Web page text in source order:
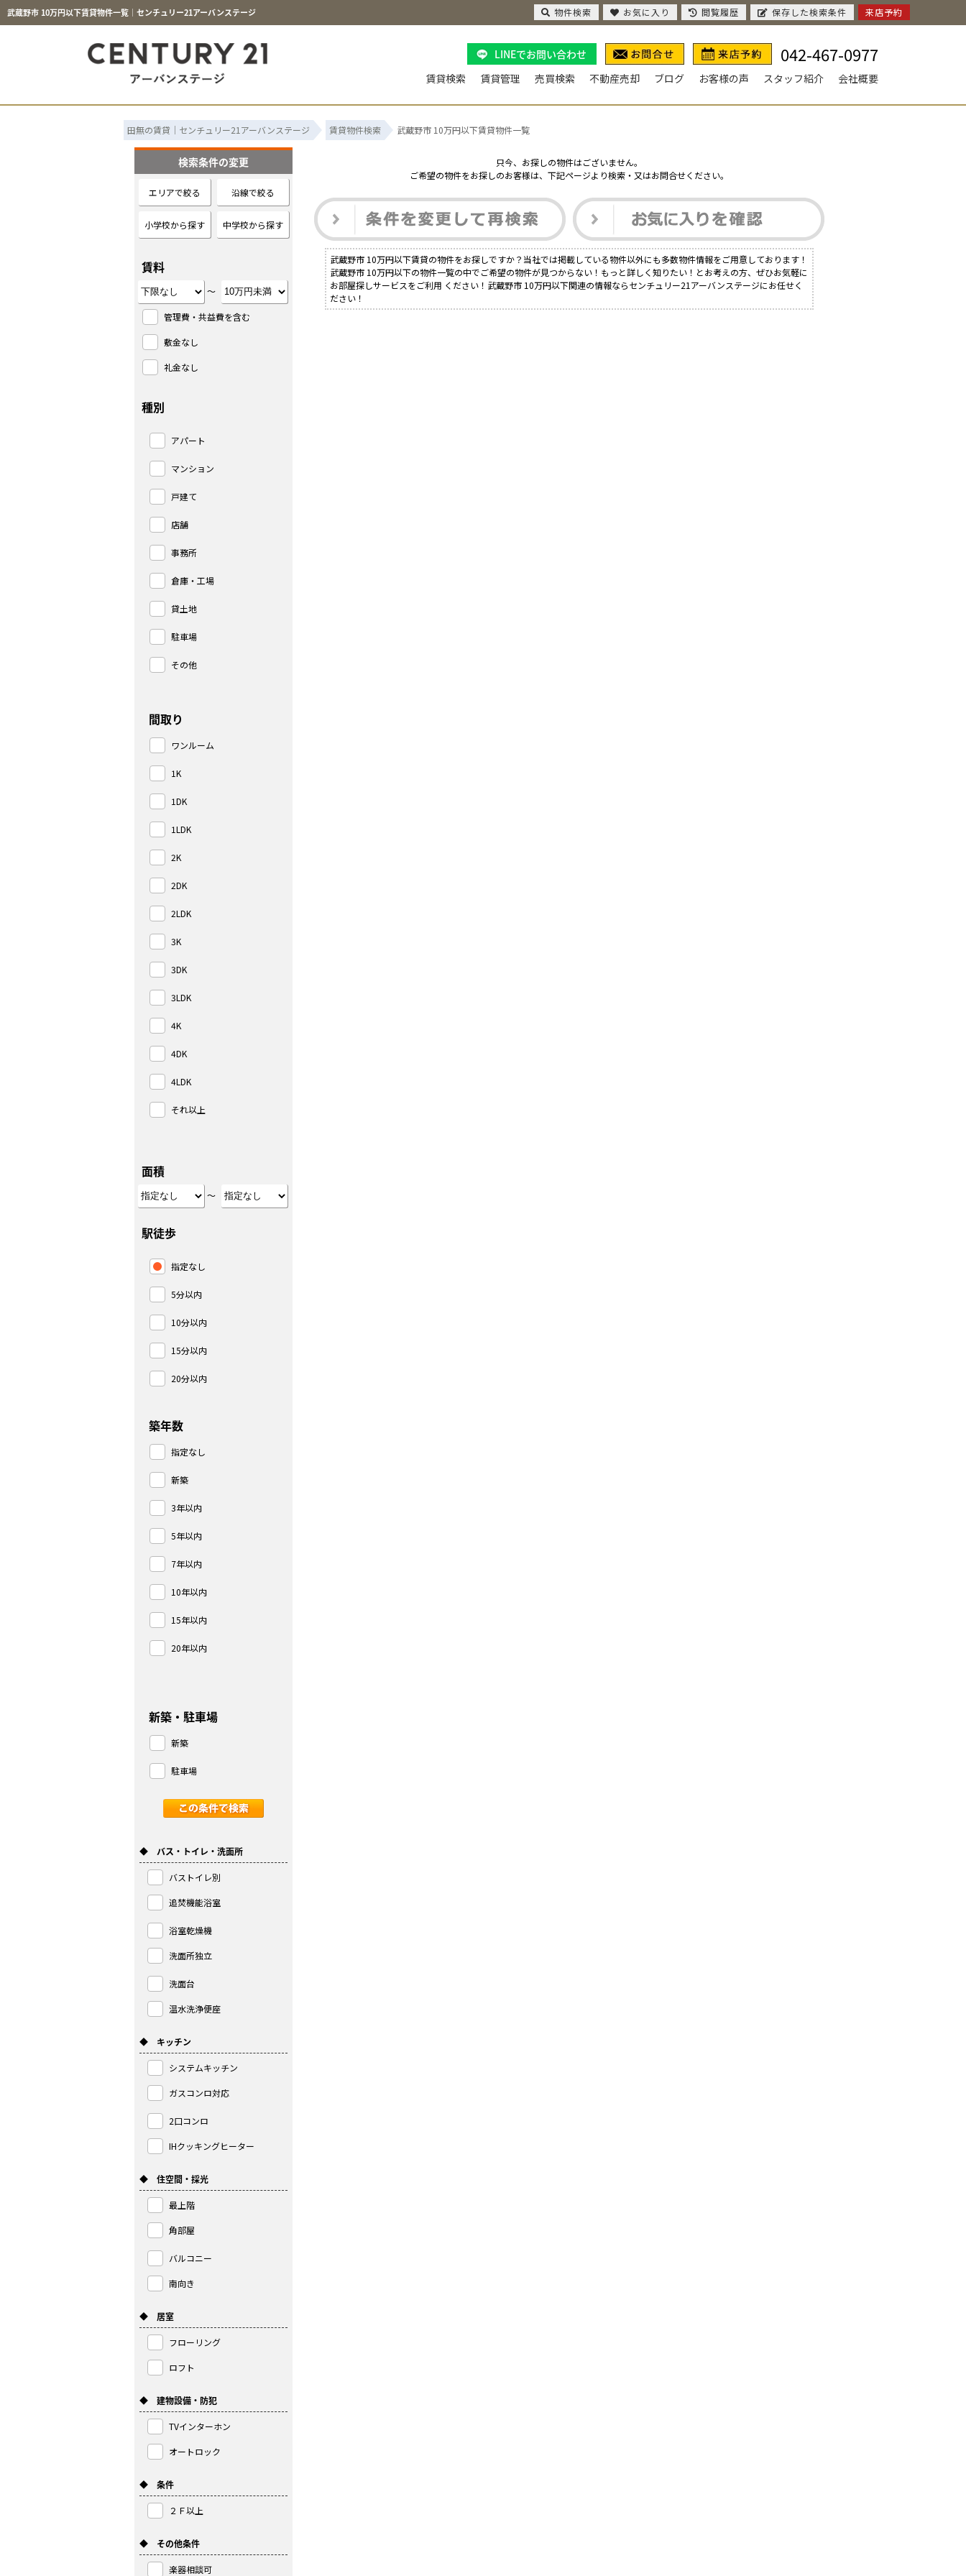
武蔵野市 10万円以下賃貸物件一覧｜センチュリー21アーバンステージ
LINEでお問い合わせ 042-467-0977
賃貸検索 賃貸管理 売買検索 不動産売却 ブログ お客様の声 スタッフ紹介 会社概要
田無の賃貸｜センチュリー21アーバンステージ 賃貸物件検索 武蔵野市 10万円以下賃貸物件一覧
只今、お探しの物件はございません。
ご希望の物件をお探しのお客様は、下記ページより検索・又はお問合せください。
武蔵野市 10万円以下賃貸の物件をお探しですか？当社では掲載している物件以外にも多数物件情報をご用意しております！
武蔵野市 10万円以下の物件一覧の中でご希望の物件が見つからない！もっと詳しく知りたい！とお考えの方、ぜひお気軽に
お部屋探しサービスをご利用 ください！武蔵野市 10万円以下関連の情報ならセンチュリー21アーバンステージにお任せく
ださい！
検索条件の変更
エリアで絞る 沿線で絞る
小学校から探す 中学校から探す
賃料
～
管理費・共益費を含む
敷金なし
礼金なし
種別
アパート
マンション
戸建て
店舗
事務所
倉庫・工場
貸土地
駐車場
その他
間取り
ワンルーム
1K
1DK
1LDK
2K
2DK
2LDK
3K
3DK
3LDK
4K
4DK
4LDK
それ以上
面積
～
駅徒歩
指定なし
5分以内
10分以内
15分以内
20分以内
築年数
指定なし
新築
3年以内
5年以内
7年以内
10年以内
15年以内
20年以内
新築・駐車場
新築
駐車場
◆ バス・トイレ・洗面所
バストイレ別
追焚機能浴室
浴室乾燥機
洗面所独立
洗面台
温水洗浄便座
◆ キッチン
システムキッチン
ガスコンロ対応
2口コンロ
IHクッキングヒーター
◆ 住空間・採光
最上階
角部屋
バルコニー
南向き
◆ 居室
フローリング
ロフト
◆ 建物設備・防犯
TVインターホン
オートロック
◆ 条件
２Ｆ以上
◆ その他条件
楽器相談可
物件検索 お気に入り 閲覧履歴 保存した検索条件 来店予約